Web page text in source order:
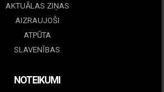
AKTUĀLAS ZIŅAS
AIZRAUJOŠI
ATPŪTA
SLAVENĪBAS
NOTEIKUMI